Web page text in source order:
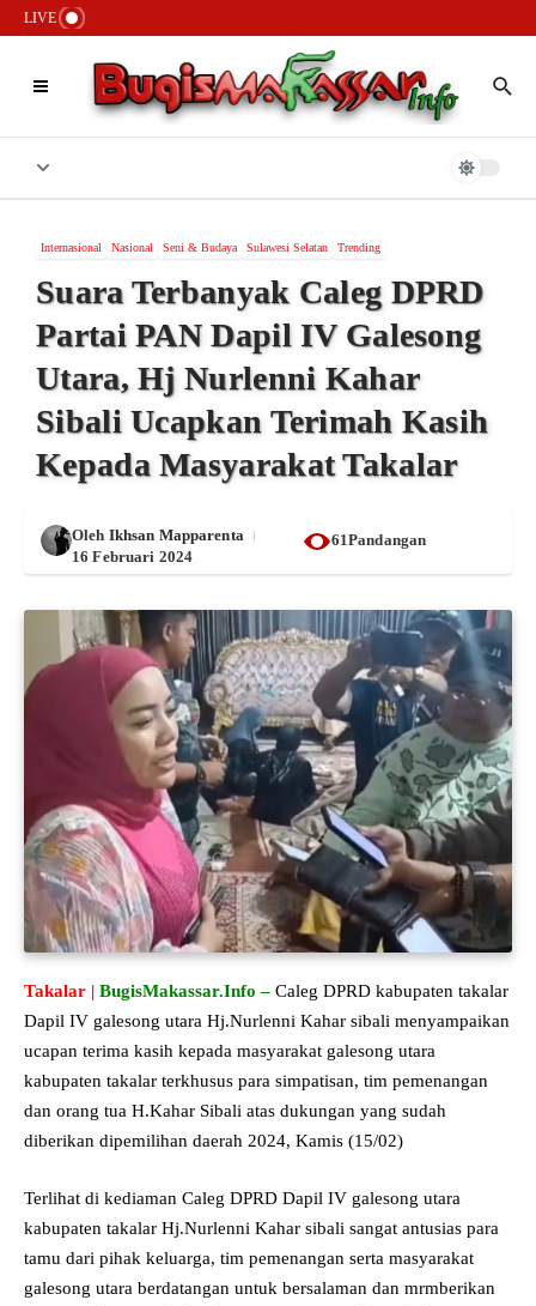
Lewati ke konten
LIVE
Berkeliaran, 1.000 Nelayan Gigit Jari
Lembaga Adat Passereanta Firman Sombali Minta Wali Kota Makassar
Verifikasi Pihak Mengatasnamakan Kerajaan Tallo
Bongkar 6 Jaringan Narkoba, Polrestabes Makassar Sita Aset Rp2,3
Miliar dan Puluhan Kilogram Sabu
Internasional Nasional Seni & Budaya Sulawesi Selatan Trending
Suara Terbanyak Caleg DPRD
Partai PAN Dapil IV Galesong
Utara, Hj Nurlenni Kahar
Sibali Ucapkan Terimah Kasih
Kepada Masyarakat Takalar
Oleh Ikhsan Mapparenta
61Pandangan
16 Februari 2024
Takalar | BugisMakassar.Info – Caleg DPRD kabupaten takalar
Dapil IV galesong utara Hj.Nurlenni Kahar sibali menyampaikan
ucapan terima kasih kepada masyarakat galesong utara
kabupaten takalar terkhusus para simpatisan, tim pemenangan
dan orang tua H.Kahar Sibali atas dukungan yang sudah
diberikan dipemilihan daerah 2024, Kamis (15/02)
Terlihat di kediaman Caleg DPRD Dapil IV galesong utara
kabupaten takalar Hj.Nurlenni Kahar sibali sangat antusias para
tamu dari pihak keluarga, tim pemenangan serta masyarakat
galesong utara berdatangan untuk bersalaman dan mrmberikan